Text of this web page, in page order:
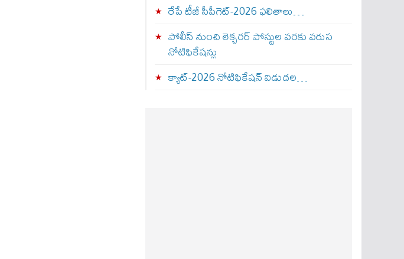
రేపే టీజీ సీపీగెట్‌-2026 ఫలితాలు…
పోలీస్ నుంచి లెక్చరర్ పోస్టుల వరకు వరుస
నోటిఫికేషన్లు
క్యాట్-2026 నోటిఫికేషన్ విడుదల…